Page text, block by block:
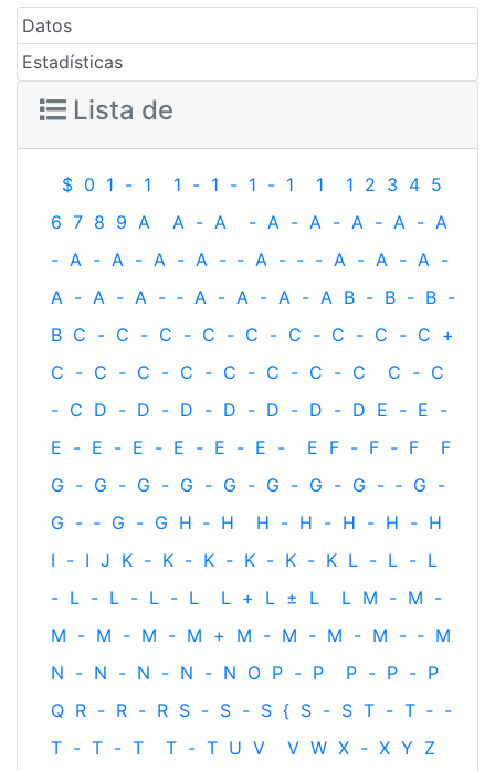
Datos
Estadísticas
Lista de
$ 0 1 - 1 1 - 1 - 1 - 1 1 1 2 3 4 5
6 7 8 9 A A - A - A - A - A - A - A
- A - A - A - A - ‐ A - ‐ - A - A - A -
A - A - A - ‐ A - A - A - A B - B - B -
B C - C - C - C - C - C - C - C - C +
C - C - C - C - C - C - C - C C - C
- C D - D - D - D - D - D - D E - E -
E - E - E - E - E - E - E F - F - F
F
G - G - G - G - G - G - G - G - ‐ G -
G - ‐ G - G H ‐ H H - H - H - H - H
I - I J K - K - K - K - K - K L - L - L
- L - L - L - L L + L ± L L M - M -
M - M - M - M + M - M - M - M - ‐ M
N - N - N - N - N O P - P P - P - P
Q R - R - R S - S - S { S - S T - T ‐ -
T - T - T T - T U V V W X - X Y Z